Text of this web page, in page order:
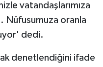
vatandaşlarımıza
Nüfusumuza oranla
dedi.
denetlendiğini ifade